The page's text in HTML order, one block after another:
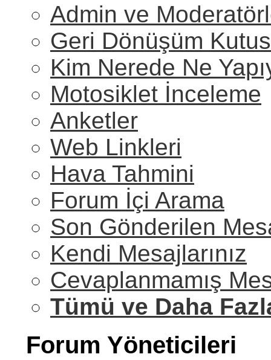
Admin ve
Geri Dönüşüm
Kim Nerede Ne
Motosiklet İnceleme
Anketler
Web Linkleri
Hava Tahmini
Forum İçi Arama
Son Gönderilen
Kendi Mesajlarınız
Cevaplanmamış
Tümü ve Daha
Forum Yöneticileri